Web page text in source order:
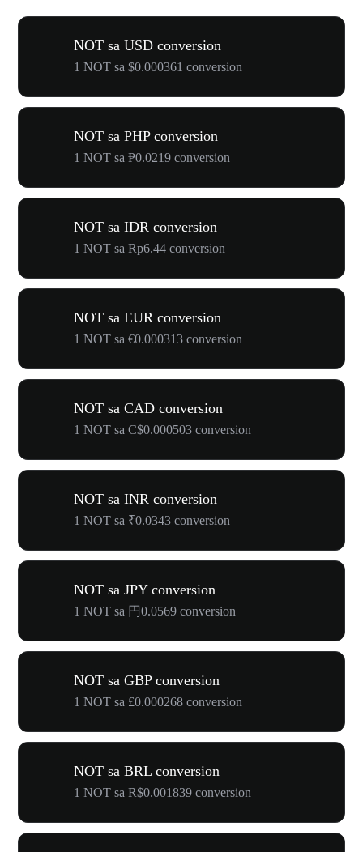
NOT sa USD conversion
1 NOT sa $0.000361 conversion
NOT sa PHP conversion
1 NOT sa ₱0.0219 conversion
NOT sa IDR conversion
1 NOT sa Rp6.44 conversion
NOT sa EUR conversion
1 NOT sa €0.000313 conversion
NOT sa CAD conversion
1 NOT sa C$0.000503 conversion
NOT sa INR conversion
1 NOT sa ₹0.0343 conversion
NOT sa JPY conversion
1 NOT sa 円0.0569 conversion
NOT sa GBP conversion
1 NOT sa £0.000268 conversion
NOT sa BRL conversion
1 NOT sa R$0.001839 conversion